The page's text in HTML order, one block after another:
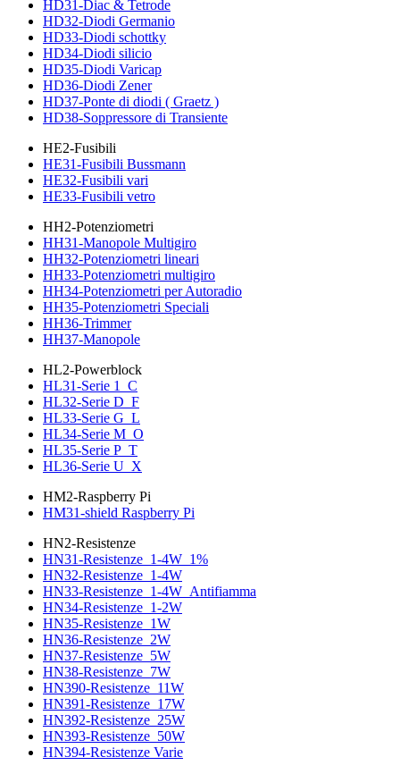
HD31-Diac & Tetrode
HD32-Diodi Germanio
HD33-Diodi schottky
HD34-Diodi silicio
HD35-Diodi Varicap
HD36-Diodi Zener
HD37-Ponte di diodi ( Graetz )
HD38-Soppressore di Transiente
HE2-Fusibili
HE31-Fusibili Bussmann
HE32-Fusibili vari
HE33-Fusibili vetro
HH2-Potenziometri
HH31-Manopole Multigiro
HH32-Potenziometri lineari
HH33-Potenziometri multigiro
HH34-Potenziometri per Autoradio
HH35-Potenziometri Speciali
HH36-Trimmer
HH37-Manopole
HL2-Powerblock
HL31-Serie 1_C
HL32-Serie D_F
HL33-Serie G_L
HL34-Serie M_O
HL35-Serie P_T
HL36-Serie U_X
HM2-Raspberry Pi
HM31-shield Raspberry Pi
HN2-Resistenze
HN31-Resistenze_1-4W_1%
HN32-Resistenze_1-4W
HN33-Resistenze_1-4W_Antifiamma
HN34-Resistenze_1-2W
HN35-Resistenze_1W
HN36-Resistenze_2W
HN37-Resistenze_5W
HN38-Resistenze_7W
HN390-Resistenze_11W
HN391-Resistenze_17W
HN392-Resistenze_25W
HN393-Resistenze_50W
HN394-Resistenze Varie